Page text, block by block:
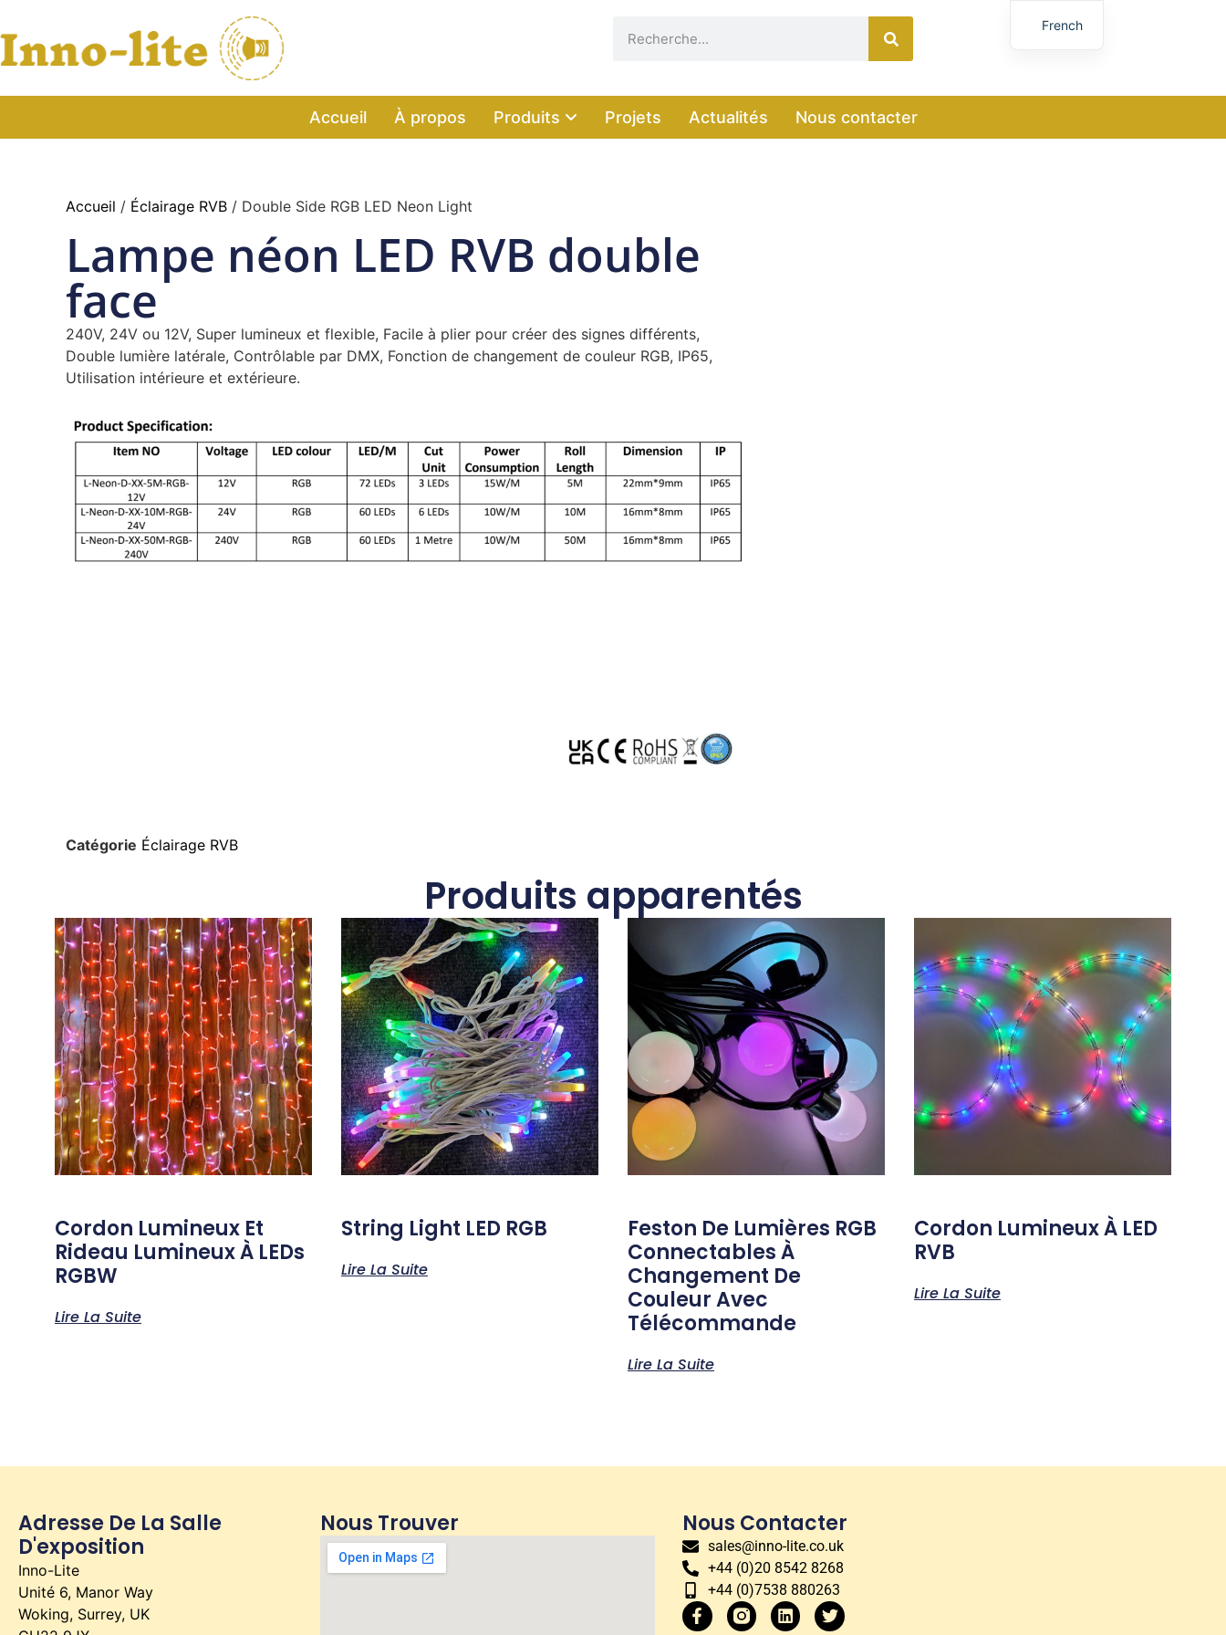
Accueil À propos Produits Projets Actualités Nous contacter
Accueil / Éclairage RVB / Double Side RGB LED Neon Light
Lampe néon LED RVB double
face
240V, 24V ou 12V, Super lumineux et flexible, Facile à plier pour créer des signes différents,
Double lumière latérale, Contrôlable par DMX, Fonction de changement de couleur RGB, IP65,
Utilisation intérieure et extérieure.
Catégorie Éclairage RVB
Produits apparentés
Cordon Lumineux Et
Rideau Lumineux À LEDs
RGBW
Lire La Suite
String Light LED RGB
Lire La Suite
Feston De Lumières RGB
Connectables À
Changement De
Couleur Avec
Télécommande
Lire La Suite
Cordon Lumineux À LED
RVB
Lire La Suite
Adresse De La Salle
D'exposition
Inno-Lite
Unité 6, Manor Way
Woking, Surrey, UK
Nous Trouver Nous Contacter
sales@inno-lite.co.uk
+44 (0)20 8542 8268
+44 (0)7538 880263
French